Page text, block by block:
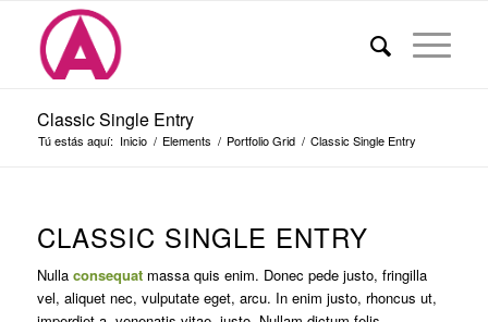
Classic Single Entry
Tú estás aquí: Inicio / Elements / Portfolio Grid / Classic Single Entry
CLASSIC SINGLE ENTRY
Nulla consequatmassa quis enim. Donec pede justo, fringilla
vel, aliquet nec, vulputate eget, arcu. In enim justo, rhoncus ut,